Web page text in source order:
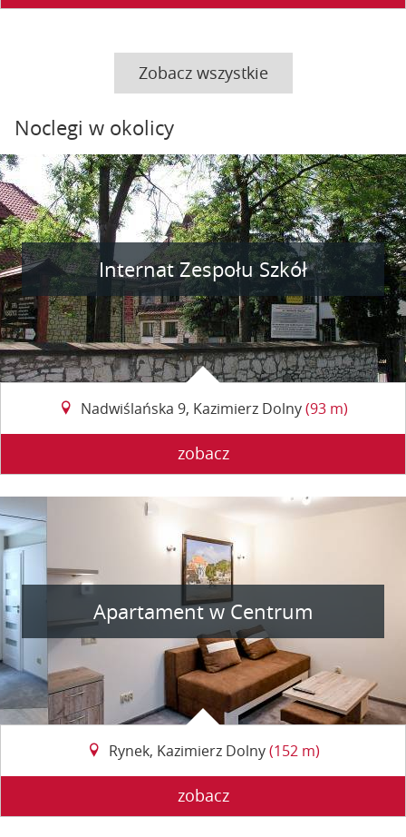
Zobacz wszystkie
Noclegi w okolicy
Internat Zespołu Szkół
Nadwiślańska 9, Kazimierz Dolny(93 m)
zobacz
Apartament w Centrum
Rynek, Kazimierz Dolny(152 m)
zobacz